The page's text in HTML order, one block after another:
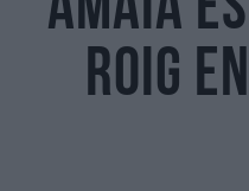
Roig